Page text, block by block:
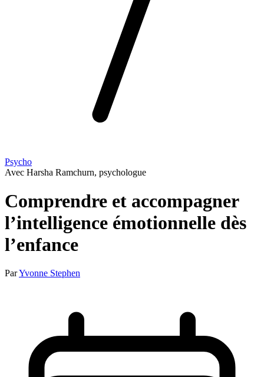
Psycho
Avec Harsha Ramchurn, psychologue
Comprendre et accompagner
l’intelligence émotionnelle dès
l’enfance
ParYvonne Stephen